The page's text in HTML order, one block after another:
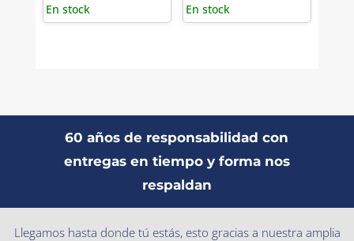
En stock En stock
60 años de responsabilidad con
entregas en tiempo y forma nos
respaldan
Llegamos hasta donde tú estás, esto gracias a nuestra amplia